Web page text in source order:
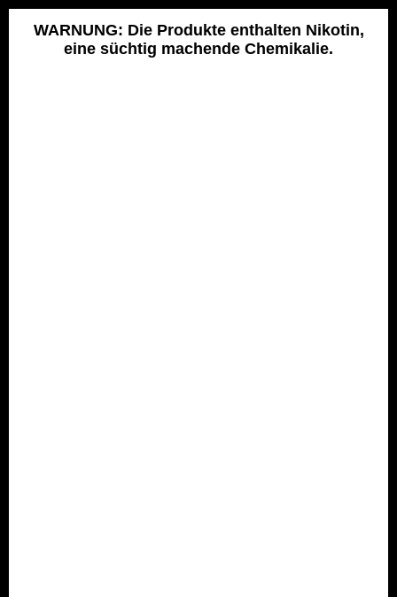
Skip
WARNUNG: Die Produkte enthalten Nikotin,
eine süchtig machende Chemikalie.